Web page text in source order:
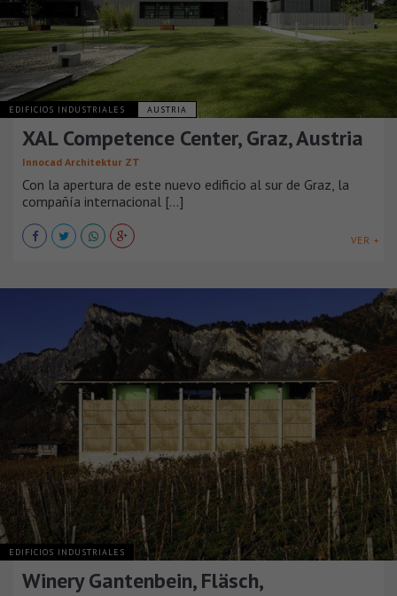
EDIFICIOS INDUSTRIALES AUSTRIA
XAL Competence Center, Graz, Austria
Innocad Architektur ZT
Con la apertura de este nuevo edificio al sur de Graz, la
compañía internacional [...]
VER +
EDIFICIOS INDUSTRIALES
Winery Gantenbein, Fläsch,